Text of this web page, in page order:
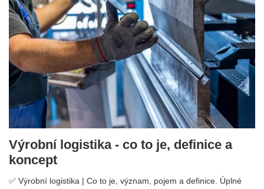
Výrobní logistika - co to je, definice a
koncept
✅ Výrobní logistika | Co to je, význam, pojem a definice. Úplné